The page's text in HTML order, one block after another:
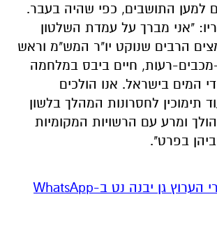
למען התושבים, כפי שהיה בעבר.
"אני מברך על עמדת השלטון
הרבים שנוקט יו"ר המש"מ וראש
מכבים-רעות, חיים ביבס במלחמה
המים בישראל. אנו הולכים
תימוכין לחסרונות המהלך בלשון
ומרע עם הרשויות המקומיות
בפרט".
‏כדי לעקוב אחרי הערוץ גן יבנה נט ב-WhatsApp